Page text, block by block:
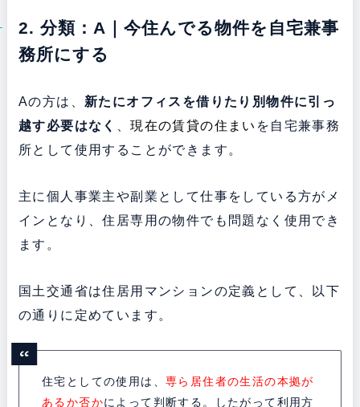
2. 分類：A｜今住んでる物件を自宅兼事
務所にする
Aの方は、 新たにオフィスを借りたり別物件に引っ
越す必要はなく
、現在の賃貸の住まい を自宅兼事務
所として使用することができます。
主に個人事業主や副業として仕事をしている方がメ
インとなり、住居専用の物件でも問題なく使用でき
ます。
国土交通省は住居用マンションの定義として、以下
の通りに定めています。
住宅としての使用は、 専ら居住者の生活の本拠が
あるか否かによって判断する。したがって利用方